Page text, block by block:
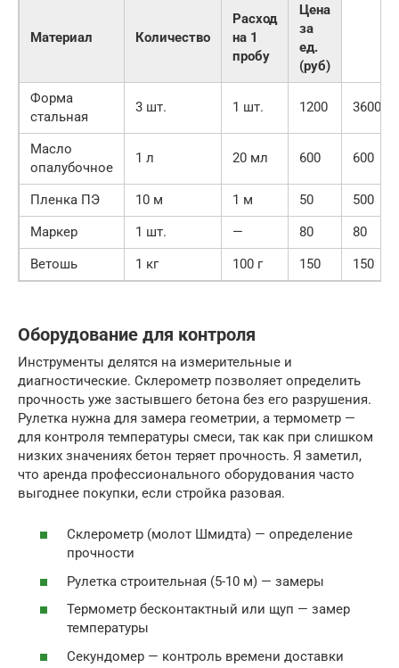
Материал Количество
Расход
на 1
пробу
Цена
за
ед.
(руб)
Форма
стальная
3 шт. 1 шт. 1200 3600
Масло
опалубочное
1 л 20 мл 600 600
Пленка ПЭ 10 м 1 м 50
500
Маркер
1 шт. — 80
80
Ветошь
1 кг 100 г 150 150
Оборудование для контроля
Инструменты делятся на измерительные и
диагностические. Склерометр позволяет определить
прочность уже застывшего бетона без его разрушения.
Рулетка нужна для замера геометрии, а термометр —
для контроля температуры смеси, так как при слишком
низких значениях бетон теряет прочность. Я заметил,
что аренда профессионального оборудования часто
выгоднее покупки, если стройка разовая.
Склерометр (молот Шмидта) — определение
прочности
Рулетка строительная (5-10 м) — замеры
Термометр бесконтактный или щуп — замер
температуры
Секундомер — контроль времени доставки